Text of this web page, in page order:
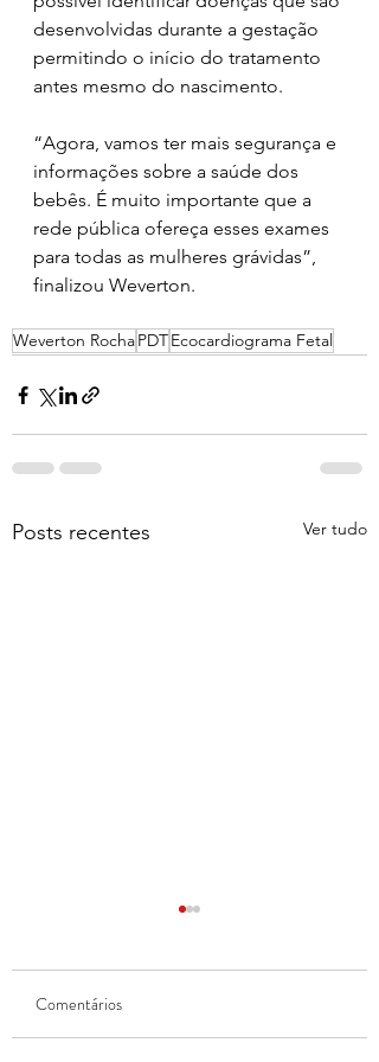
desenvolvidas durante a gestação
permitindo o início do tratamento
antes mesmo do nascimento.
“Agora, vamos ter mais segurança e
informações sobre a saúde dos
bebês. É muito importante que a
rede pública ofereça esses exames
para todas as mulheres grávidas”,
finalizou Weverton.
Weverton RochaPDTEcocardiograma Fetal
Posts recentes Ver tudo
Comentários